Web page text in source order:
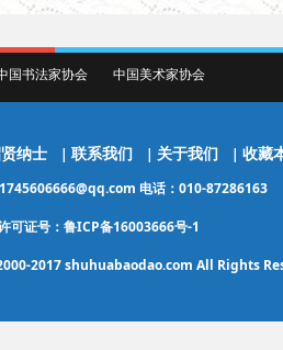
国书法家协会 中国美术家协会
纳士 | 联系我们 | 关于我们 | 收藏
电话：010-87286163
可证号：鲁ICP备16003666号-1
2017 shuhuabaodao.com All Rights